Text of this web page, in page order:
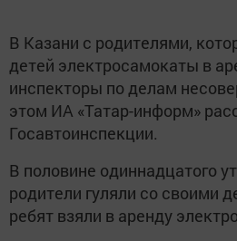
В Казани с родителями,
детей электросамокаты в
инспекторы по делам
этом ИА «Татар-информ»
Госавтоинспекции.
В половине одиннадцатого
родители гуляли со своими
ребят взяли в аренду